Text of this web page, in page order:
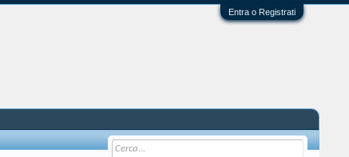
Entra o Registrati